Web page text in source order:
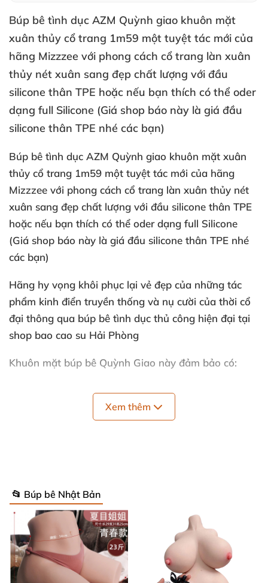
Búp bê tình dục AZM Quỳnh giao khuôn mặt
xuân thủy cổ trang 1m59 một tuyệt tác mới của
hãng Mizzzee với phong cách cổ trang làn xuân
thủy nét xuân sang đẹp chất lượng với đầu
silicone thân TPE hoặc nếu bạn thích có thể oder
dạng full Silicone (Giá shop báo này là giá đầu
silicone thân TPE nhé các bạn)
Búp bê tình dục AZM Quỳnh giao khuôn mặt xuân
thủy cổ trang 1m59 một tuyệt tác mới của hãng
Mizzzee với phong cách cổ trang làn xuân thủy nét
xuân sang đẹp chất lượng với đầu silicone thân TPE
hoặc nếu bạn thích có thể oder dạng full Silicone
(Giá shop báo này là giá đầu silicone thân TPE nhé
các bạn)
Hãng hy vọng khôi phục lại vẻ đẹp của những tác
phẩm kinh điển truyền thống và nụ cười của thời cổ
đại thông qua búp bê tình dục thủ công hiện đại tại
shop bao cao su Hải Phòng
Khuôn mặt búp bê Quỳnh Giao này đảm bảo có:
– Phụ kiện tóc như hình ảnh
– Kiểu tóc giống hình ảnh
Có thể nói hình ảnh giới thiệu sản phẩm sẽ giống
như búp bê giao đến tay bạn (Sản phẩm chưa có bộ
quần áo như ảnh các bạn nhé)
Thông số kỹ thuật của sản phâm bao gồm quần áo,
kiểu tóc và phụ kiện tóc giống như trong hình. Đầu là
Xem thêm
📂 Búp bê Nhật Bản